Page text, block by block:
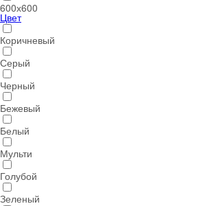
600х600
Цвет
Коричневый
Серый
Черный
Бежевый
Белый
Мульти
Голубой
Зеленый